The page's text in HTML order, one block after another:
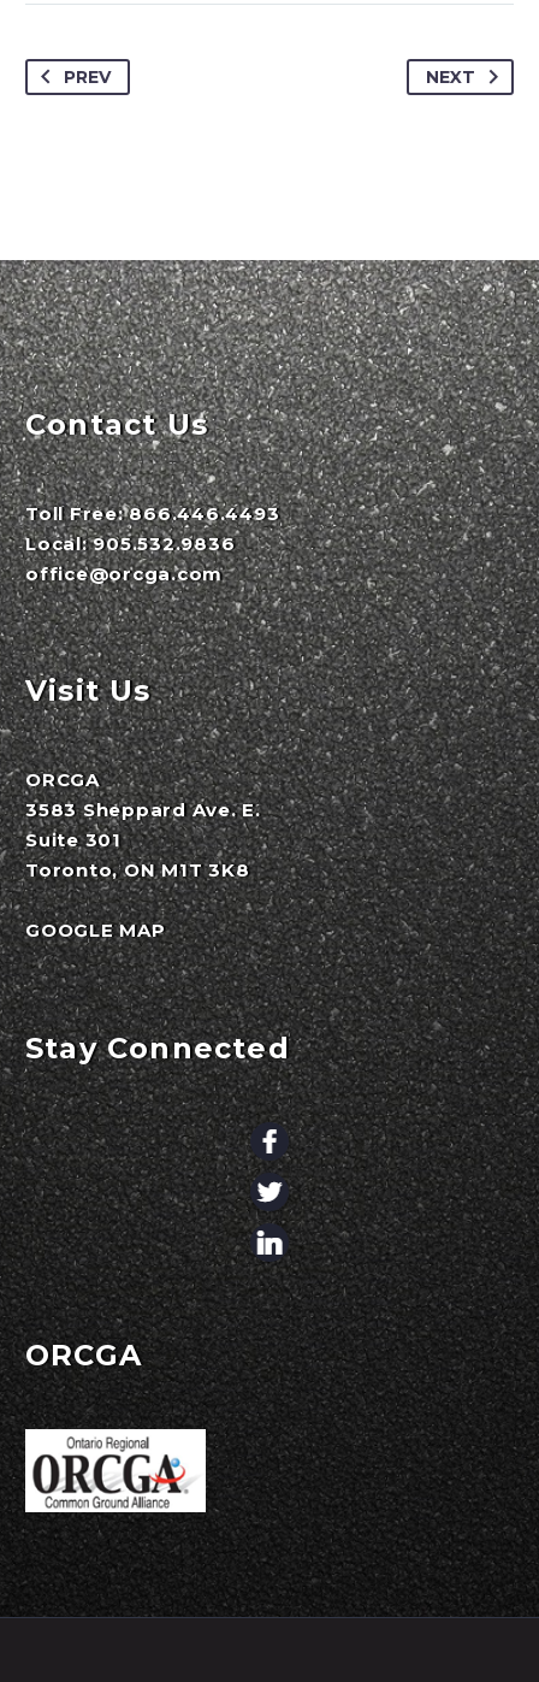
PREV NEXT
Contact Us
Toll Free:866.446.4493
Local:905.532.9836
office@orcga.com
Visit Us
ORCGA
3583 Sheppard Ave. E.
Suite 301
Toronto, ON M1T 3K8
GOOGLE MAP
Stay Connected
ORCGA